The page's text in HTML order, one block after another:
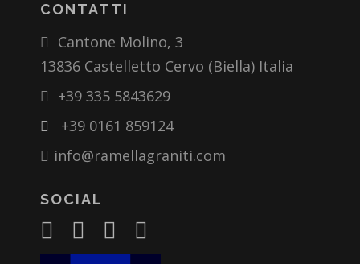
CONTATTI
Cantone Molino, 3
13836 Castelletto Cervo (Biella) Italia
+39 335 5843629
+39 0161 859124
info@ramellagraniti.com
SOCIAL